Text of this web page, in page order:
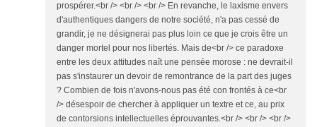
prospérer.<br /> <br /> <br /> En revanche, le laxisme envers
d'authentiques dangers de notre société, n'a pas cessé de
grandir, je ne désignerai pas plus loin ce que je crois être un
danger mortel pour nos libertés. Mais de<br /> ce paradoxe
entre les deux attitudes naît une pensée morose : ne devrait-il
pas s'instaurer un devoir de remontrance de la part des juges
? Combien de fois n'avons-nous pas été con frontés à ce<br
/> désespoir de chercher à appliquer un textre et ce, au prix
de contorsions intellectuelles éprouvantes.<br /> <br /> <br />